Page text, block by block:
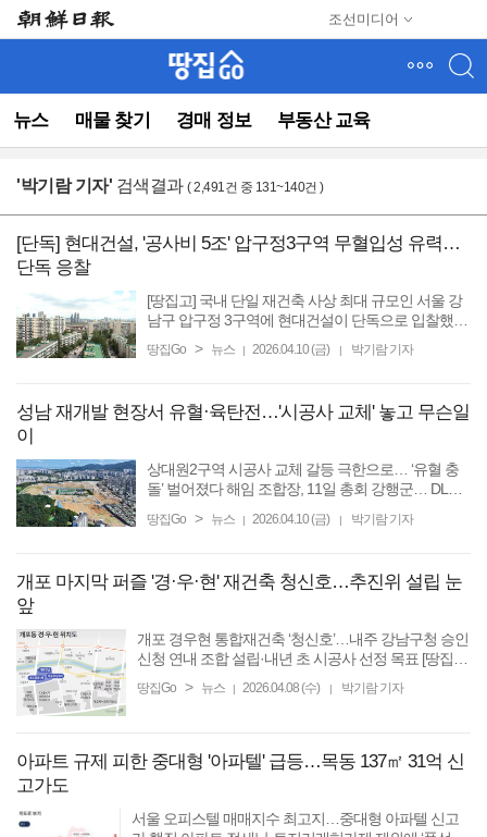
조선미디어
뉴스 매물 찾기 경매 정보 부동산 교육
뉴
(컨
영
동)
'박기람 기자' 검색결과 ( 2,491건 중 131~140건 )
[단독] 현대건설, '공사비 5조' 압구정3구역 무혈입성 유력…
단독 응찰
[땅집고] 국내 단일 재건축 사상 최대 규모인 서울 강
남구 압구정 3구역에 현대건설이 단독으로 입찰했다.
후 12시 시공사 입찰을 진행했으며, 현대건설이 단독
땅집Go > 뉴스 2026.04.10 (금) 박기람 기자
성남 재개발 현장서 유혈·육탄전…'시공사 교체' 놓고 무슨일
이
상대원2구역 시공사 교체 갈등 극한으로… ‘유혈 충
돌’ 벌어졌다 해임 조합장, 11일 총회 강행군… DL이
시 최대 재개발 단지인 ‘상대원2구역’ 현장이 시공권
땅집Go > 뉴스 | 2026.04.10 (금) | 박기람 기자
개포 마지막 퍼즐 '경·우·현' 재건축 청신호…추진위 설립 눈
앞
개포 경우현 통합재건축 ‘청신호’…내주 강남구청 승인
신청 연내 조합 설립·내년 초 시공사 선정 목표 [땅집
는 ‘경우현’(경남1·2차, 우성3차, 현대1차) ...
땅집Go > 뉴스 | 2026.04.08 (수) | 박기람 기자
아파트 규제 피한 중대형 '아파텔' 급등…목동 137㎡ 31억 신
고가도
서울 오피스텔 매매지수 최고지…중대형 아파텔 신고